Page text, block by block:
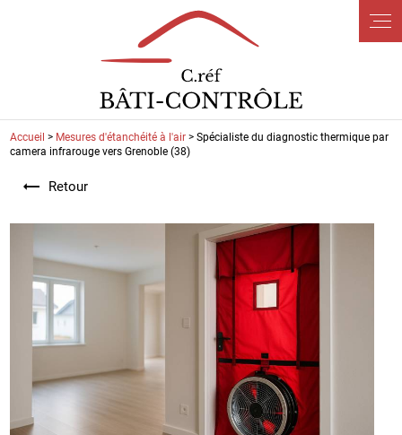
Accueil > Mesures d'étanchéité à l'air> Spécialiste du diagnostic thermique par
camera infrarouge vers Grenoble (38)
Retour
Panneau de gestion des cookies